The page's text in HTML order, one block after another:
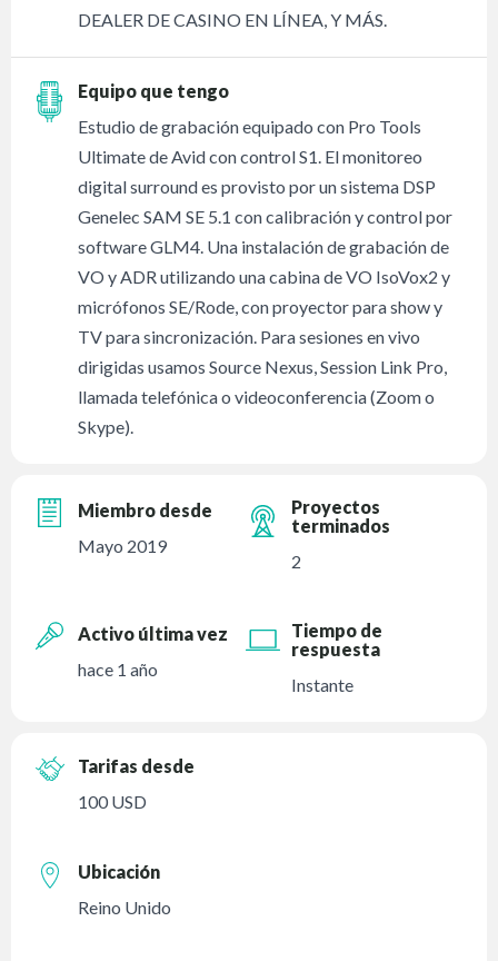
DEALER DE CASINO EN LÍNEA, Y MÁS.
Equipo que tengo
Estudio de grabación equipado con Pro Tools
Ultimate de Avid con control S1. El monitoreo
digital surround es provisto por un sistema DSP
Genelec SAM SE 5.1 con calibración y control por
software GLM4. Una instalación de grabación de
VO y ADR utilizando una cabina de VO IsoVox2 y
micrófonos SE/Rode, con proyector para show y
TV para sincronización. Para sesiones en vivo
dirigidas usamos Source Nexus, Session Link Pro,
llamada telefónica o videoconferencia (Zoom o
Skype).
Miembro desde
Mayo 2019
Proyectos
terminados
2
Activo última vez
hace 1 año
Tiempo de
respuesta
Instante
Tarifas desde
100 USD
Ubicación
Reino Unido